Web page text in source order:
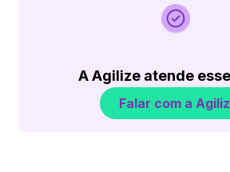
A Agilize atende
Falar com a